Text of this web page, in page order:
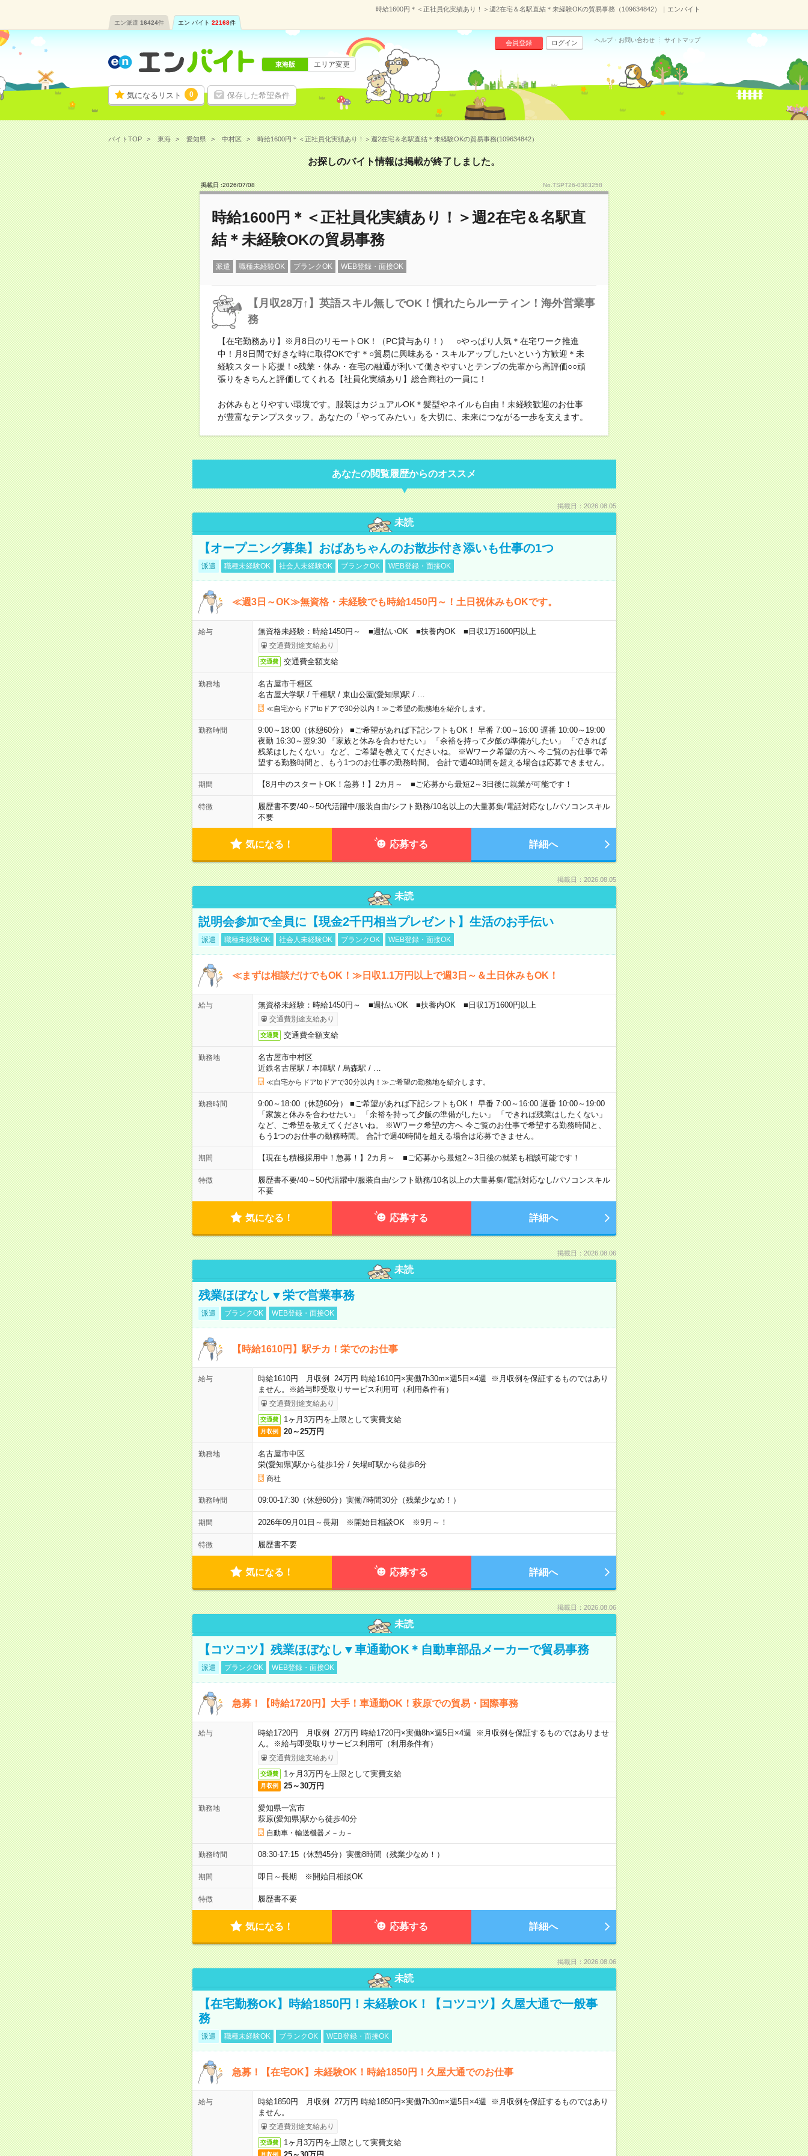
時給1600円＊＜正社員化実績あり！＞週2在宅＆名駅直結＊未経験OKの貿易事務（109634842）｜エンバイト
エン派遣 16424件 エン バイト 22168件
気になるリスト 0 保存した希望条件
会員登録 ログイン ヘルプ・お問い合わせ サイトマップ
東海版 エリア変更
バイトTOP 東海 愛知県 中村区 時給1600円＊＜正社員化実績あり！＞週2在宅＆名駅直結＊未経験OKの貿易事務(109634842）
お探しのバイト情報は掲載が終了しました。
掲載日 :2026/07/08 No.TSPT26-0383258
時給1600円＊＜正社員化実績あり！＞週2在宅＆名駅直
結＊未経験OKの貿易事務
派遣 職種未経験OK ブランクOK WEB登録・面接OK
【月収28万↑】英語スキル無しでOK！慣れたらルーティン！海外営業事
務
【在宅勤務あり】※月8日のリモートOK！（PC貸与あり！） ○やっぱり人気＊在宅ワーク推進
中！月8日間で好きな時に取得OKです＊○貿易に興味ある・スキルアップしたいという方歓迎＊未
経験スタート応援！○残業・休み・在宅の融通が利いて働きやすいとテンプの先輩から高評価○○頑
張りをきちんと評価してくれる【社員化実績あり】総合商社の一員に！
お休みもとりやすい環境です。服装はカジュアルOK＊髪型やネイルも自由！未経験歓迎のお仕事
が豊富なテンプスタッフ。あなたの「やってみたい」を大切に、未来につながる一歩を支えます。
あなたの閲覧履歴からのオススメ
掲載日：2026.08.05
未読
【オープニング募集】おばあちゃんのお散歩付き添いも仕事の1つ
派遣 職種未経験OK 社会人未経験OK ブランクOK WEB登録・面接OK
≪週3日～OK≫無資格・未経験でも時給1450円～！土日祝休みもOKです。
給与 無資格未経験：時給1450円～ ■週払いOK ■扶養内OK ■日収1万1600円以上
交通費別途支給あり
交通費 交通費全額支給
勤務地
名古屋市千種区
名古屋大学駅 / 千種駅 / 東山公園(愛知県)駅 /
≪自宅からドアtoドアで30分以内！≫ご希望の勤務地を紹介します。
勤務時間
9:00～18:00（休憩60分） ■ご希望があれば下記シフトもOK！ 早番 7:00～16:00 遅番 10:00～19:00
夜勤 16:30～翌9:30 「家族と休みを合わせたい」 「余裕を持って夕飯の準備がしたい」 「できれば
残業はしたくない」 など、ご希望を教えてくださいね。 ※Wワーク希望の方へ 今ご覧のお仕事で希
望する勤務時間と、もう1つのお仕事の勤務時間。 合計で週40時間を超える場合は応募できません。
期間 【8月中のスタートOK！急募！】2カ月～ ■ご応募から最短2～3日後に就業が可能です！
特徴 履歴書不要/40～50代活躍中/服装自由/シフト勤務/10名以上の大量募集/電話対応なし/パソコンスキル
不要
気になる！ 応募する 詳細へ
掲載日：2026.08.05
未読
説明会参加で全員に【現金2千円相当プレゼント】生活のお手伝い
派遣 職種未経験OK 社会人未経験OK ブランクOK WEB登録・面接OK
≪まずは相談だけでもOK！≫日収1.1万円以上で週3日～＆土日休みもOK！
給与 無資格未経験：時給1450円～ ■週払いOK ■扶養内OK ■日収1万1600円以上
交通費別途支給あり
交通費 交通費全額支給
勤務地
名古屋市中村区
近鉄名古屋駅 / 本陣駅 / 烏森駅 /
≪自宅からドアtoドアで30分以内！≫ご希望の勤務地を紹介します。
勤務時間
9:00～18:00（休憩60分） ■ご希望があれば下記シフトもOK！ 早番 7:00～16:00 遅番 10:00～19:00
「家族と休みを合わせたい」 「余裕を持って夕飯の準備がしたい」 「できれば残業はしたくない」
など、ご希望を教えてくださいね。 ※Wワーク希望の方へ 今ご覧のお仕事で希望する勤務時間と、
もう1つのお仕事の勤務時間。 合計で週40時間を超える場合は応募できません。
期間 【現在も積極採用中！急募！】2カ月～ ■ご応募から最短2～3日後の就業も相談可能です！
特徴 履歴書不要/40～50代活躍中/服装自由/シフト勤務/10名以上の大量募集/電話対応なし/パソコンスキル
不要
気になる！ 応募する 詳細へ
掲載日：2026.08.06
未読
残業ほぼなし▼栄で営業事務
派遣 ブランクOK WEB登録・面接OK
【時給1610円】駅チカ！栄でのお仕事
給与
時給1610円 月収例 24万円 時給1610円×実働7h30m×週5日×4週 ※月収例を保証するものではあり
ません。※給与即受取りサービス利用可（利用条件有）
交通費別途支給あり
交通費 1ヶ月3万円を上限として実費支給
月収例 20～25万円
勤務地
名古屋市中区
栄(愛知県)駅から徒歩1分/ 矢場町駅から徒歩8分
商社
勤務時間 09:00-17:30（休憩60分）実働7時間30分（残業少なめ！）
期間 2026年09月01日～長期 ※開始日相談OK ※9月～！
特徴 履歴書不要
気になる！ 応募する 詳細へ
掲載日：2026.08.06
未読
【コツコツ】残業ほぼなし▼車通勤OK＊自動車部品メーカーで貿易事務
派遣 ブランクOK WEB登録・面接OK
急募！【時給1720円】大手！車通勤OK！萩原での貿易・国際事務
給与
時給1720円 月収例 27万円 時給1720円×実働8h×週5日×4週 ※月収例を保証するものではありませ
ん。※給与即受取りサービス利用可（利用条件有）
交通費別途支給あり
交通費 1ヶ月3万円を上限として実費支給
月収例 25～30万円
勤務地
愛知県一宮市
萩原(愛知県)駅から徒歩40分
自動車・輸送機器メ－カ－
勤務時間 08:30-17:15（休憩45分）実働8時間（残業少なめ！）
期間 即日～長期 ※開始日相談OK
特徴 履歴書不要
気になる！ 応募する 詳細へ
掲載日：2026.08.06
未読
【在宅勤務OK】時給1850円！未経験OK！【コツコツ】久屋大通で一般事
務
派遣 職種未経験OK ブランクOK WEB登録・面接OK
急募！【在宅OK】未経験OK！時給1850円！久屋大通でのお仕事
給与
時給1850円 月収例 27万円 時給1850円×実働7h30m×週5日×4週 ※月収例を保証するものではあり
ません。
交通費別途支給あり
交通費 1ヶ月3万円を上限として実費支給
月収例